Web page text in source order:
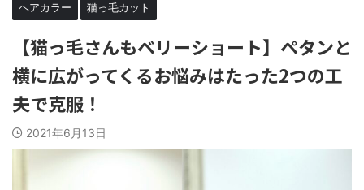
ヘアカラー 猫っ毛カット
【猫っ毛さんもベリーショート】ペタンと
横に広がってくるお悩みはたった2つの工
夫で克服！
2021年6月13日